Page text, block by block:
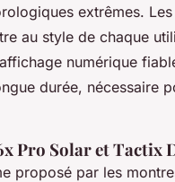
extrêmes.
au style de chaque
numérique
durée, nécessaire
Pro Solar et Tactix
proposé par les